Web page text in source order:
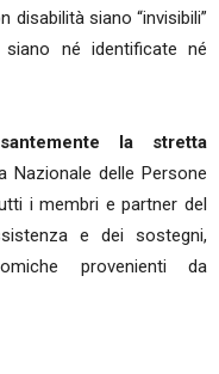
disabilità siano “invisibili”
né identificate né
la stretta
Nazionale delle Persone
i membri e partner del
e dei sostegni,
provenienti da